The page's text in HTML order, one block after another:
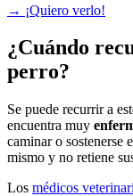
→ ¡Quiero verlo!
¿Cuándo
perro?
Se puede recurrir a
encuentra muy
caminar o sostenerse
mismo y no retiene
Los médicos